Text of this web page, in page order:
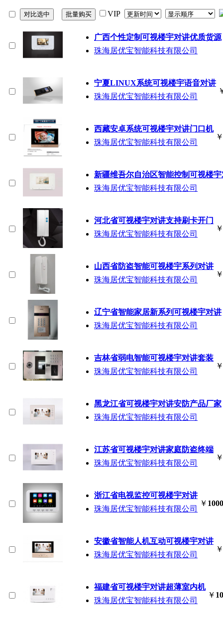
VIP
广西个性定制可视楼宇对讲优质货源
珠海居优宝智能科技有限公司
宁夏LINUX系统可视楼宇语音对讲
珠海居优宝智能科技有限公司
西藏安卓系统可视楼宇对讲门口机
珠海居优宝智能科技有限公司
￥
新疆维吾尔自治区智能控制可视楼
珠海居优宝智能科技有限公司
河北省可视楼宇对讲支持刷卡开门
珠海居优宝智能科技有限公司
￥
山西省防盗智能可视楼宇系列对讲
珠海居优宝智能科技有限公司
￥
辽宁省智能家居新系列可视楼宇对讲
珠海居优宝智能科技有限公司
吉林省弱电智能可视楼宇对讲套装
珠海居优宝智能科技有限公司
￥
黑龙江省可视楼宇对讲安防产品厂家
珠海居优宝智能科技有限公司
江苏省可视楼宇对讲家庭防盗终端
珠海居优宝智能科技有限公司
￥
浙江省电视监控可视楼宇对讲
珠海居优宝智能科技有限公司
￥
安徽省智能人机互动可视楼宇对讲
珠海居优宝智能科技有限公司
￥
福建省可视楼宇对讲超薄室内机
珠海居优宝智能科技有限公司
￥